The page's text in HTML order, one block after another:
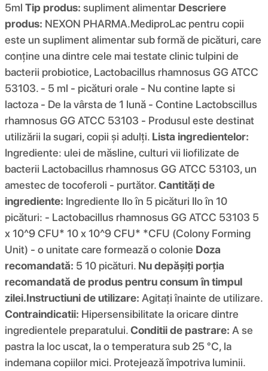
5ml Tip produs: supliment alimentar Descriere
produs: NEXON PHARMA.MediproLac pentru copii
este un supliment alimentar sub formă de picături, care
conține una dintre cele mai testate clinic tulpini de
bacterii probiotice, Lactobacillus rhamnosus GG ATCC
53103. - 5 ml - picături orale - Nu contine lapte si
lactoza - De la vârsta de 1 lună - Contine Lactobscillus
rhamnosus GG ATCC 53103 - Produsul este destinat
utilizării la sugari, copii și adulți. Lista ingredientelor:
Ingrediente: ulei de măsline, culturi vii liofilizate de
bacterii Lactobacillus rhamnosus GG ATCC 53103, un
amestec de tocoferoli - purtător.Cantități de
ingrediente: Ingrediente Ilo în 5 picături Ilo în 10
picături: - Lactobacillus rhamnosus GG ATCC 53103 5
x 10^9 CFU* 10 x 10^9 CFU* *CFU (Colony Forming
Unit) - o unitate care formează o colonie Doza
recomandată: 5 10 picături. Nu depășiți porția
recomandată de produs pentru consum în timpul
zilei.Instructiuni de utilizare: Agitați înainte de utilizare.
Contraindicatii: Hipersensibilitate la oricare dintre
ingredientele preparatului.Conditii de pastrare: A se
pastra la loc uscat, la o temperatura sub 25 °C, la
indemana copiilor mici. Protejează împotriva luminii.